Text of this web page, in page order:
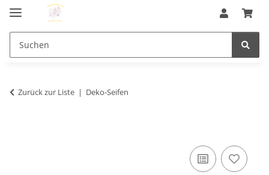
Zurück zur Liste Deko-Seifen